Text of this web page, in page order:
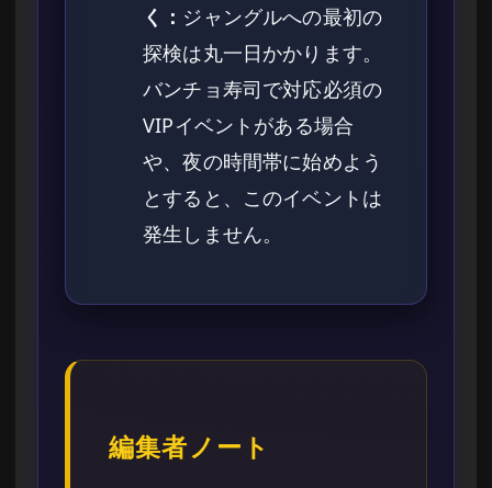
く： ジャングルへの最初の
探検は丸一日かかります。
バンチョ寿司で対応必須の
VIPイベントがある場合
や、夜の時間帯に始めよう
とすると、このイベントは
発生しません。
編集者ノート